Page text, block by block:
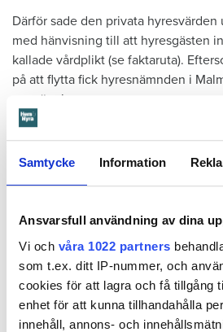
Samtycke Information
Ansvarsfull användning av dina
Vi och våra 1022 partners
som t.ex. ditt IP-nummer, och
cookies för att lagra och få tillgång
enhet för att kunna tillhandahålla
innehåll, annons- och
Därför sade den privata
med hänvisning till att hyresgästen
kallade vårdplikt (se faktaruta).
på att flytta fick hyresnämnden i
uppsägningen.